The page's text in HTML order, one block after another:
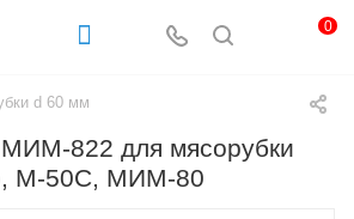
0
d 60 мм
822 для мясорубки
М-50С, МИМ-80